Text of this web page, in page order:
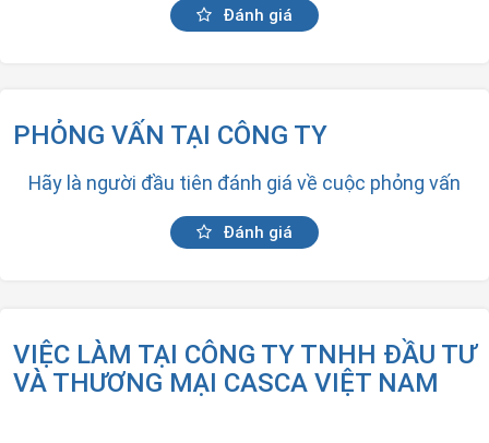
Đánh giá
PHỎNG VẤN TẠI CÔNG TY
Hãy là người đầu tiên đánh giá về cuộc phỏng vấn
Đánh giá
VIỆC LÀM TẠI CÔNG TY TNHH ĐẦU TƯ
VÀ THƯƠNG MẠI CASCA VIỆT NAM